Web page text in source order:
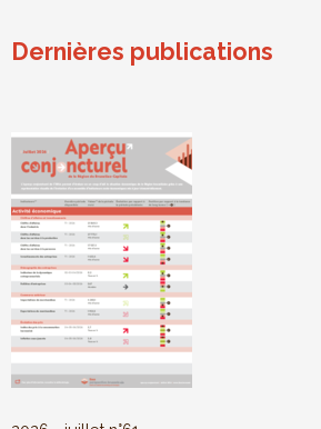
Dernières publications